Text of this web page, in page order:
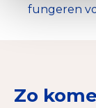
fungeren
Zo